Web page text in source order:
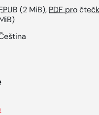
(2 MiB), PDF pro